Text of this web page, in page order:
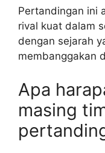
Pertandingan ini
rival kuat dalam
dengan sejarah
membanggakan
Apa
masing